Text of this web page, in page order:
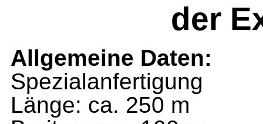
der
Allgemeine Daten:
Spezialanfertigung
Länge: ca. 250 m